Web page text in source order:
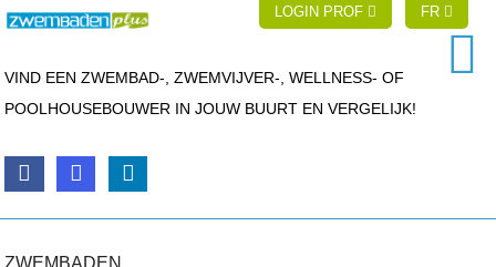
LOGIN PROF FR
VIND EEN ZWEMBAD-, ZWEMVIJVER-, WELLNESS- OF
POOLHOUSEBOUWER IN JOUW BUURT EN VERGELIJK!
ZWEMBADEN